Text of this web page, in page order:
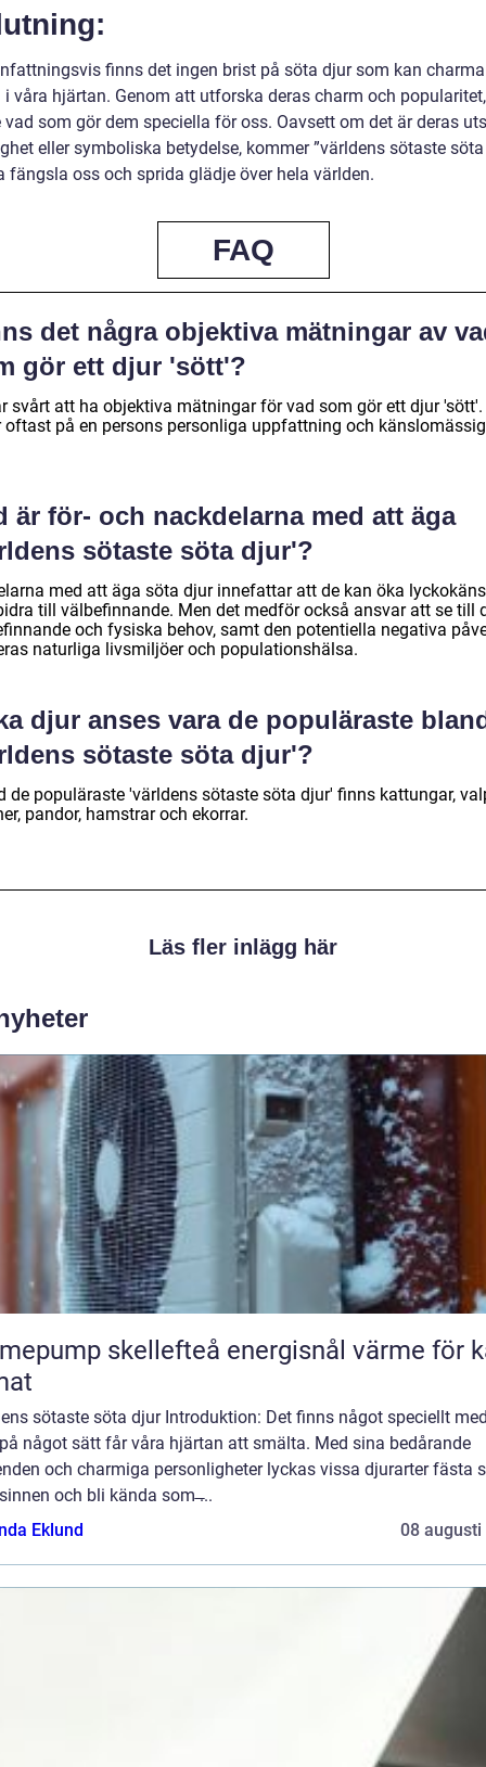
finns det ingen brist på söta djur som kan
i våra hjärtan. Genom att utforska deras charm och
vad som gör dem speciella för oss. Oavsett om det är deras
eller symboliska betydelse, kommer ”världens sötaste söta
fängsla oss och sprida glädje över hela världen.
FAQ
det några objektiva mätningar av
gör ett djur 'sött'?
svårt att ha objektiva mätningar för vad som gör ett djur 'sött'.
oftast på en persons personliga uppfattning och
är för- och nackdelarna med att äga
sötaste söta djur'?
med att äga söta djur innefattar att de kan öka
till välbefinnande. Men det medför också ansvar att se till
och fysiska behov, samt den potentiella negativa
naturliga livsmiljöer och populationshälsa.
djur anses vara de populäraste
sötaste söta djur'?
de populäraste 'världens sötaste söta djur' finns kattungar,
pandor, hamstrar och ekorrar.
Läs fler inlägg här
skellefteå energisnål värme för kallt
sötaste söta djur Introduktion: Det finns något speciellt
något sätt får våra hjärtan att smälta. Med sina bedårande
och charmiga personligheter lyckas vissa djurarter fästa
och bli kända som ̶...
Eklund
08 augusti